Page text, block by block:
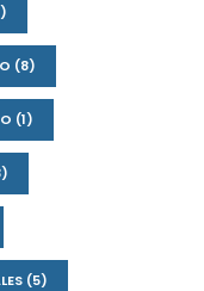
(8)
(1)
(5)